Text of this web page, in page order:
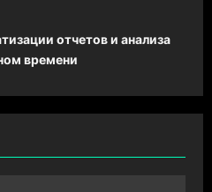
отчетов и анализа
времени